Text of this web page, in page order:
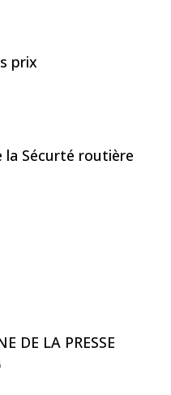
prix
la Sécurté routière
DE LA PRESSE